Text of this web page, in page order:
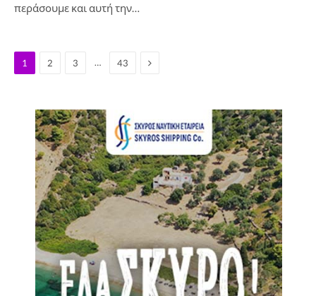
περάσουμε και αυτή την…
1 2 3 … 43 Next